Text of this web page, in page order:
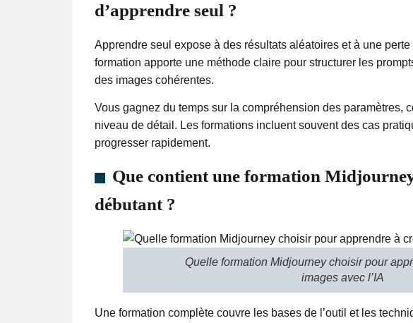
d’apprendre seul ?
Apprendre seul expose à des résultats aléatoires et à une
formation apporte une méthode claire pour structurer les
des images cohérentes.
Vous gagnez du temps sur la compréhension des paramètres,
niveau de détail. Les formations incluent souvent des cas
progresser rapidement.
Que contient une formation
débutant ?
Quelle formation Midjourney choisir pour
images avec l’IA
Une formation complète couvre les bases de l’outil et les